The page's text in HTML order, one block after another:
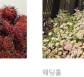
웨딩홀